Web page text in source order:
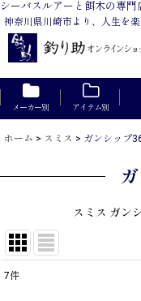
シーバスルアーと餌木の専門
神奈川県川崎市より、人生を
メーカー別 アイテム別
ホーム > スミス > ガンシップ
スミス ガン
7件